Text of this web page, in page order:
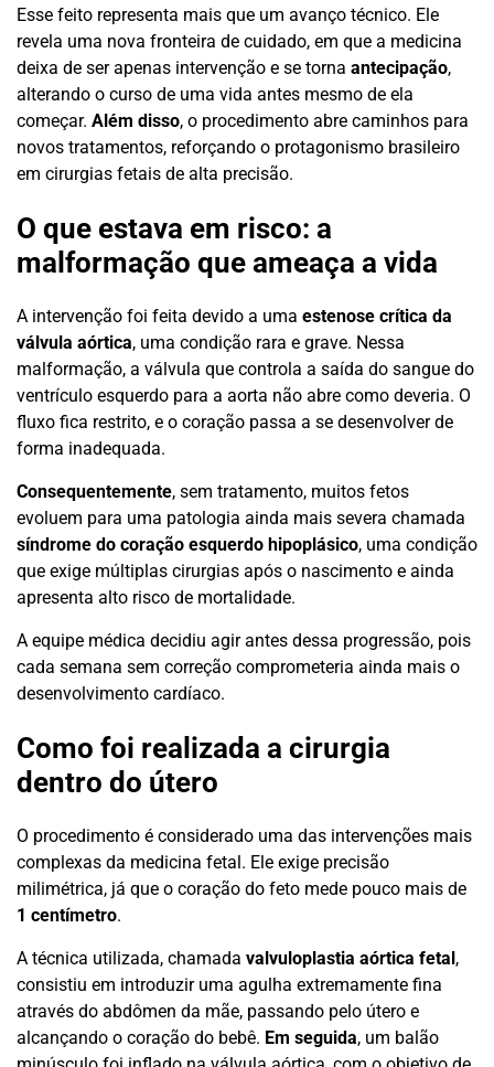
Esse feito representa mais que um avanço técnico. Ele
revela uma nova fronteira de cuidado, em que a medicina
deixa de ser apenas intervenção e se torna antecipação,
alterando o curso de uma vida antes mesmo de ela
começar. Além disso, o procedimento abre caminhos para
novos tratamentos, reforçando o protagonismo brasileiro
em cirurgias fetais de alta precisão.
O que estava em risco: a
malformação que ameaça a vida
A intervenção foi feita devido a uma estenose crítica da
válvula aórtica, uma condição rara e grave. Nessa
malformação, a válvula que controla a saída do sangue do
ventrículo esquerdo para a aorta não abre como deveria. O
fluxo fica restrito, e o coração passa a se desenvolver de
forma inadequada.
Consequentemente, sem tratamento, muitos fetos
evoluem para uma patologia ainda mais severa chamada
síndrome do coração esquerdo hipoplásico, uma condição
que exige múltiplas cirurgias após o nascimento e ainda
apresenta alto risco de mortalidade.
A equipe médica decidiu agir antes dessa progressão, pois
cada semana sem correção comprometeria ainda mais o
desenvolvimento cardíaco.
Como foi realizada a cirurgia
dentro do útero
O procedimento é considerado uma das intervenções mais
complexas da medicina fetal. Ele exige precisão
milimétrica, já que o coração do feto mede pouco mais de
1 centímetro.
A técnica utilizada, chamada valvuloplastia aórtica fetal ,
consistiu em introduzir uma agulha extremamente fina
através do abdômen da mãe, passando pelo útero e
alcançando o coração do bebê. Em seguida, um balão